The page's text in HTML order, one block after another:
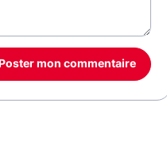
Poster mon commentaire